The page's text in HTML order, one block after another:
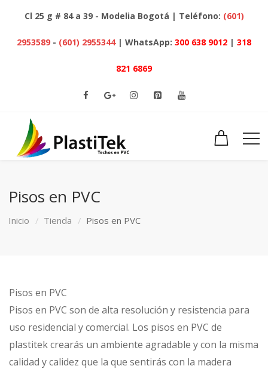
Cl 25 g # 84 a 39 - Modelia Bogotá | Teléfono: (601)
2953589 - (601) 2955344 | WhatsApp: 300 638 9012 | 318
821 6869
Pisos en PVC
Inicio Tienda Pisos en PVC
Pisos en PVC
Pisos en PVC son de alta resolución y resistencia para
uso residencial y comercial. Los pisos en PVC de
plastitek crearás un ambiente agradable y con la misma
calidad y calidez que la que sentirás con la madera